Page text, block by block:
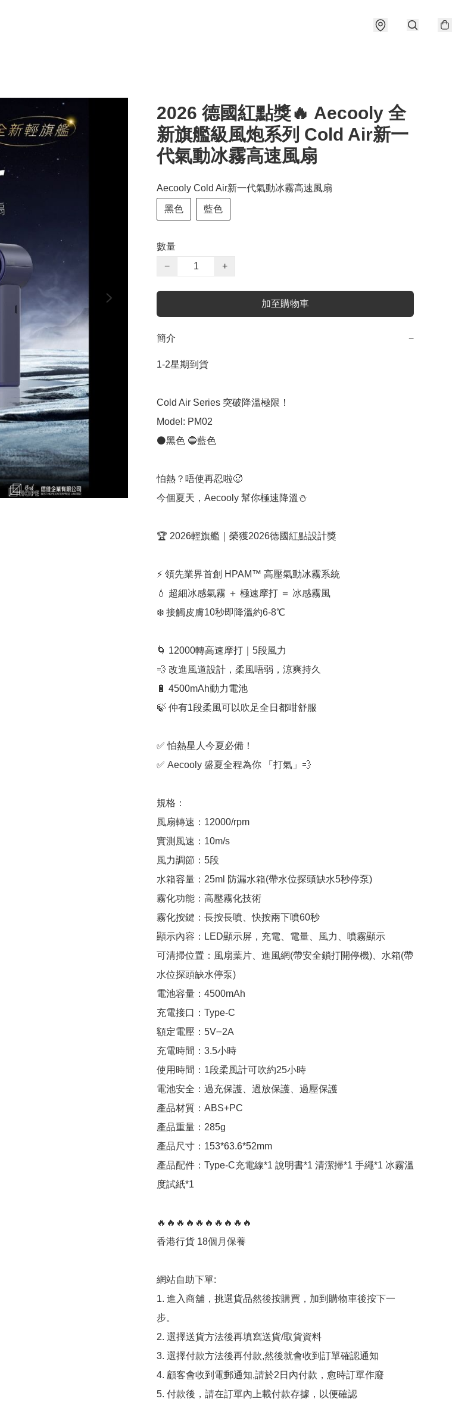
2026 德國紅點獎🔥 Aecooly 全
新旗艦級風炮系列 Cold Air新一
代氣動冰霧高速風扇
Aecooly Cold Air新一代氣動冰霧高速風扇
黑色 藍色
數量
−
+
加至購物車
簡介 −
1-2星期到貨
Cold Air Series 突破降溫極限！
Model: PM02
⚫️黑色 🔵藍色
怕熱？唔使再忍啦🥵
今個夏天，Aecooly 幫你極速降溫⛄
🏆 2026輕旗艦｜榮獲2026德國紅點設計獎
⚡ 領先業界首創 HPAM™️ 高壓氣動冰霧系統
💧 超細冰感氣霧 ＋ 極速摩打 ＝ 冰感霧風
❄️ 接觸皮膚10秒即降溫約6-8℃
🌀 12000轉高速摩打｜5段風力
💨 改進風道設計，柔風唔弱，涼爽持久
🔋 4500mAh動力電池
🍃 仲有1段柔風可以吹足全日都咁舒服
✅ 怕熱星人今夏必備！
✅ Aecooly 盛夏全程為你 「打氣」💨
規格：
風扇轉速：12000/rpm
實測風速：10m/s
風力調節：5段
水箱容量：25ml 防漏水箱(帶水位探頭缺水5秒停泵)
霧化功能：高壓霧化技術
霧化按鍵：長按長噴、快按兩下噴60秒
顯示內容：LED顯示屏，充電、電量、風力、噴霧顯示
可清掃位置：風扇葉片、進風網(帶安全鎖打開停機)、水箱(帶
水位探頭缺水停泵)
電池容量：4500mAh
充電接口：Type-C
額定電壓：5V⎓2A
充電時間：3.5小時
使用時間：1段柔風計可吹約25小時
電池安全：過充保護、過放保護、過壓保護
產品材質：ABS+PC
產品重量：285g
產品尺寸：153*63.6*52mm
產品配件：Type-C充電線*1 說明書*1 清潔掃*1 手繩*1 冰霧溫
度試紙*1
🔥🔥🔥🔥🔥🔥🔥🔥🔥🔥
香港行貨 18個月保養
網站自助下單:
1. 進入商舖，挑選貨品然後按購買，加到購物車後按下一
步。
2. 選擇送貨方法後再填寫送貨/取貨資料
3. 選擇付款方法後再付款,然後就會收到訂單確認通知
4. 顧客會收到電郵通知,請於2日內付款，愈時訂單作廢
5. 付款後，請在訂單內上載付款存據，以便確認